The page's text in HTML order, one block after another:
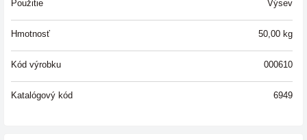
Použitie Výsev
Hmotnosť 50,00 kg
Kód výrobku 000610
Katalógový kód 6949